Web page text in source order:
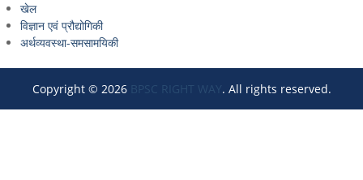
खेल
विज्ञान एवं प्रौद्योगिकी
अर्थव्यवस्था-समसामयिकी
Copyright © 2026 BPSC RIGHT WAY . All rights reserved.